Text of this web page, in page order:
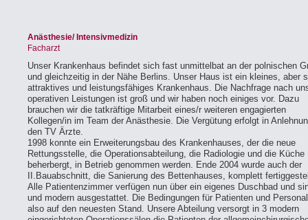
Anästhesie/ Intensivmedizin
Facharzt
Unser Krankenhaus befindet sich fast unmittelbat an der polnischen
und gleichzeitig in der Nähe Berlins. Unser Haus ist ein kleines, aber
attraktives und leistungsfähiges Krankenhaus. Die Nachfrage nach
operativen Leistungen ist groß und wir haben noch einiges vor. Dazu
brauchen wir die tatkräftige Mitarbeit eines/r weiteren engagierten
Kollegen/in im Team der Anästhesie. Die Vergütung erfolgt in
den TV Ärzte.
1998 konnte ein Erweiterungsbau des Krankenhauses, der die neue
Rettungsstelle, die Operationsabteilung, die Radiologie und die Küche
beherbergt, in Betrieb genommen werden. Ende 2004 wurde auch der
II.Bauabschnitt, die Sanierung des Bettenhauses, komplett
Alle Patientenzimmer verfügen nun über ein eigenes Duschbad und
und modern ausgestattet. Die Bedingungen für Patienten und
also auf den neuesten Stand. Unsere Abteilung versorgt in 3 modern